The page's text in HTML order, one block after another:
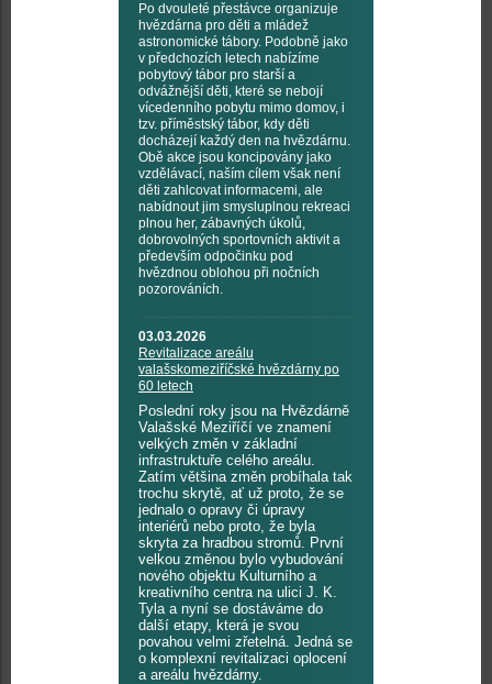
Po dvouleté přestávce organizuje
hvězdárna pro děti a mládež
astronomické tábory. Podobně jako
v předchozích letech nabízíme
pobytový tábor pro starší a
odvážnější děti, které se nebojí
vícedenního pobytu mimo domov, i
tzv. příměstský tábor, kdy děti
docházejí každý den na hvězdárnu.
Obě akce jsou koncipovány jako
vzdělávací, naším cílem však není
děti zahlcovat informacemi, ale
nabídnout jim smysluplnou rekreaci
plnou her, zábavných úkolů,
dobrovolných sportovních aktivit a
především odpočinku pod
hvězdnou oblohou při nočních
pozorováních.
03.03.2026
Revitalizace areálu
valašskomeziříčské hvězdárny po
60 letech
Poslední roky jsou na Hvězdárně
Valašské Meziříčí ve znamení
velkých změn v základní
infrastruktuře celého areálu.
Zatím většina změn probíhala tak
trochu skrytě, ať už proto, že se
jednalo o opravy či úpravy
interiérů nebo proto, že byla
skryta za hradbou stromů. První
velkou změnou bylo vybudování
nového objektu Kulturního a
kreativního centra na ulici J. K.
Tyla a nyní se dostáváme do
další etapy, která je svou
povahou velmi zřetelná. Jedná se
o komplexní revitalizaci oplocení
a areálu hvězdárny.